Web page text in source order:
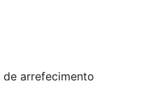
arrefecimento